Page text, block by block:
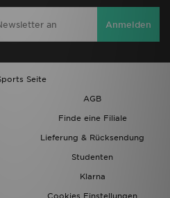
Anmelden
Seite
AGB
Finde eine Filiale
Lieferung & Rücksendung
Studenten
Klarna
Cookies Einstellungen